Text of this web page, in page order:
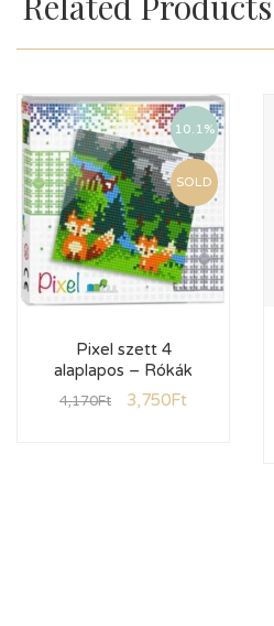
10.1%
SOLD
Pixel szett 4
alaplapos – Rókák
4,170Ft 3,750Ft